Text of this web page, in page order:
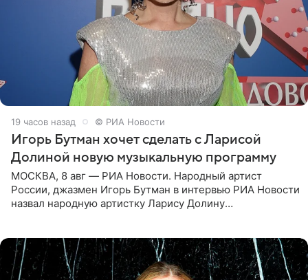
19 часов назад © РИА Новости
Игорь Бутман хочет сделать с Ларисой
Долиной новую музыкальную программу
МОСКВА, 8 авг — РИА Новости. Народный артист
России, джазмен Игорь Бутман в интервью РИА Новости
назвал народную артистку Ларису Долину